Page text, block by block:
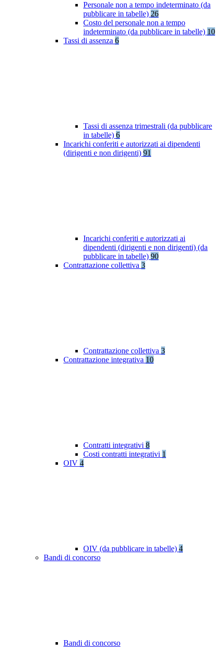
Personale non a tempo indeterminato (da
pubblicare in tabelle) 26
Costo del personale non a tempo
indeterminato (da pubblicare in tabelle) 10
Tassi di assenza 6
Tassi di assenza trimestrali (da pubblicare
in tabelle) 6
Incarichi conferiti e autorizzati ai dipendenti
(dirigenti e non dirigenti) 91
Incarichi conferiti e autorizzati ai
dipendenti (dirigenti e non dirigenti) (da
pubblicare in tabelle) 90
Contrattazione collettiva 3
Contrattazione collettiva 3
Contrattazione integrativa 10
Contratti integrativi 8
Costi contratti integrativi 1
OIV 4
OIV (da pubblicare in tabelle) 4
Bandi di concorso
Bandi di concorso